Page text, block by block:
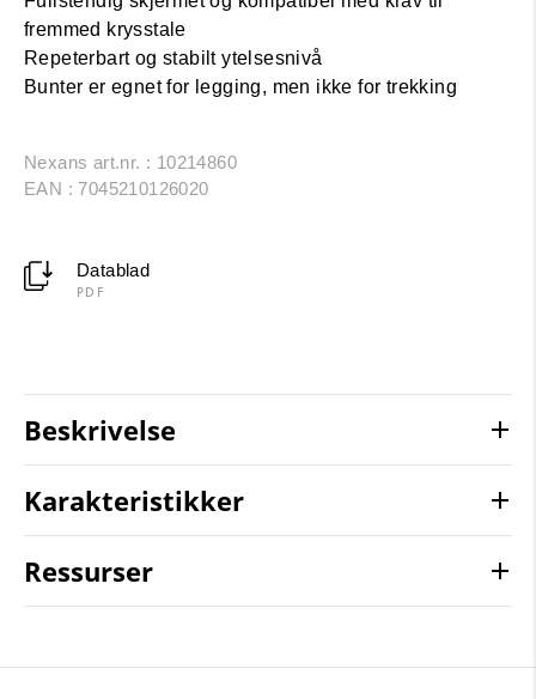
fremmed krysstale
Repeterbart og stabilt ytelsesnivå
Bunter er egnet for legging, men ikke for trekking
Nexans art.nr. : 10214860
EAN : 7045210126020
Datablad
PDF
Beskrivelse
Karakteristikker
Ressurser